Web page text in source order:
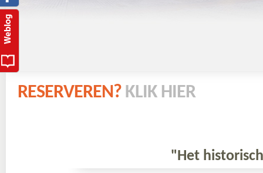
RESERVEREN? KLIK HIER
"Het